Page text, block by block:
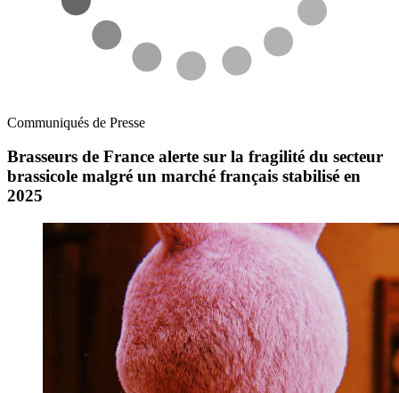
Communiqués de Presse
Brasseurs de France alerte sur la fragilité du secteur
brassicole malgré un marché français stabilisé en
2025